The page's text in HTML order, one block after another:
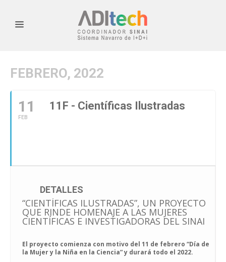
FEBRERO, 2022
11
FEB
11F - Científicas Ilustradas
DETALLES
“CIENTÍFICAS ILUSTRADAS”, UN PROYECTO
QUE RINDE HOMENAJE A LAS MUJERES
CIENTÍFICAS E INVESTIGADORAS DEL SINAI
El proyecto comienza con motivo del 11 de febrero “Día de
la Mujer y la Niña en la Ciencia” y durará todo el 2022.